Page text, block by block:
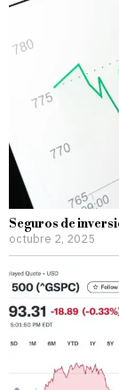
Seguros de
octubre 2, 2025